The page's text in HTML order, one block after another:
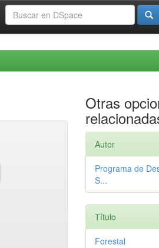
Otras
Autor
Programa de
S...
Título
Forestal